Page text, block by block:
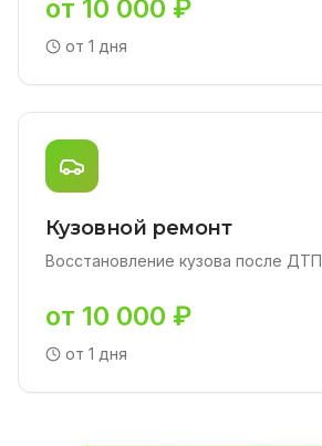
от 10 000 ₽
от 1 дня
Кузовной ремонт
Восстановление кузова после ДТП
от 10 000 ₽
от 1 дня